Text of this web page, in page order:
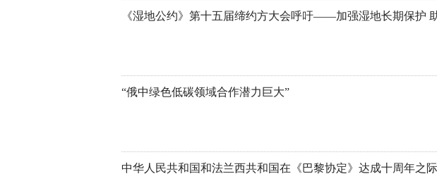
“俄中绿色低碳领域合作潜力巨大”